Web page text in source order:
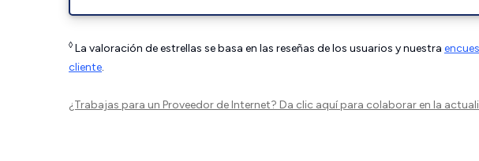
◊ La valoración de estrellas se basa en las reseñas de los usuarios y nuestra
cliente.
¿Trabajas para un Proveedor de Internet? Da clic aquípara colaborar en la